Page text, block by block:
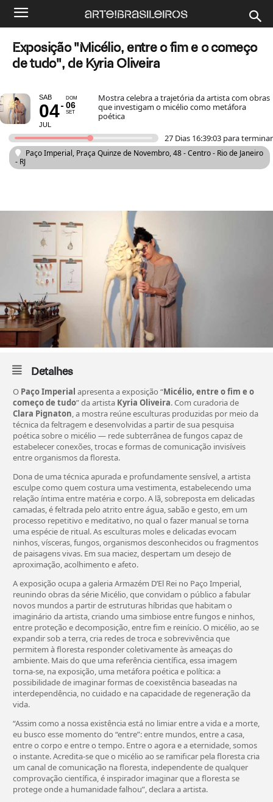
Exposição "Micélio, entre o fim e o começo
de tudo", de Kyria Oliveira
SAB
04
JUL
DOM
06
SET
Mostra celebra a trajetória da artista com obras
que investigam o micélio como metáfora
poética
27 Dias 16:39:03 para terminar
Paço Imperial, Praça Quinze de Novembro, 48 - Centro - Rio de Janeiro
- RJ
Detalhes
O Paço Imperial apresenta a exposição “Micélio, entre o fim e o
começo de tudo” da artista Kyria Oliveira. Com curadoria de
Clara Pignaton, a mostra reúne esculturas produzidas por meio da
técnica da feltragem e desenvolvidas a partir de sua pesquisa
poética sobre o micélio — rede subterrânea de fungos capaz de
estabelecer conexões, trocas e formas de comunicação invisíveis
entre organismos da floresta.
Dona de uma técnica apurada e profundamente sensível, a artista
esculpe como quem costura uma vestimenta, estabelecendo uma
relação íntima entre matéria e corpo. A lã, sobreposta em delicadas
camadas, é feltrada pelo atrito entre água, sabão e gesto, em um
processo repetitivo e meditativo, no qual o fazer manual se torna
uma espécie de ritual. As esculturas moles e delicadas evocam
ninhos, vísceras, fungos, organismos desconhecidos ou fragmentos
de paisagens vivas. Em sua maciez, despertam um desejo de
aproximação, acolhimento e afeto.
A exposição ocupa a galeria Armazém D’El Rei no Paço Imperial,
reunindo obras da série Micélio, que convidam o público a fabular
novos mundos a partir de estruturas híbridas que habitam o
imaginário da artista, criando uma simbiose entre fungos e ninhos,
entre proteção e decomposição, entre fim e reinício. O micélio, ao se
expandir sob a terra, cria redes de troca e sobrevivência que
permitem à floresta responder coletivamente às ameaças do
ambiente. Mais do que uma referência científica, essa imagem
torna-se, na exposição, uma metáfora poética e política: a
possibilidade de imaginar formas de coexistência baseadas na
interdependência, no cuidado e na capacidade de regeneração da
vida.
“Assim como a nossa existência está no limiar entre a vida e a morte,
eu busco esse momento do “entre”: entre mundos, entre a casa,
entre o corpo e entre o tempo. Entre o agora e a eternidade, somos
o instante. Acredita-se que o micélio ao se ramificar pela floresta cria
um canal de comunicação na floresta, independente de qualquer
comprovação científica, é inspirador imaginar que a floresta se
protege onde a humanidade falhou”, declara a artista.